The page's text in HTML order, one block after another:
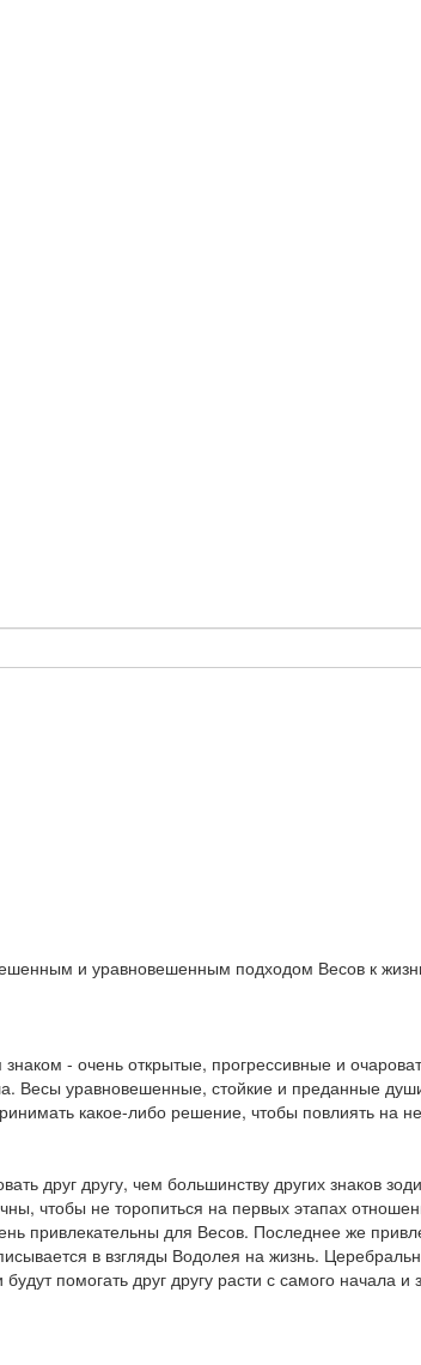
и уравновешенным подходом Весов к
- очень открытые, прогрессивные и
Весы уравновешенные, стойкие и преданные
какое-либо решение, чтобы повлиять на
друг другу, чем большинству других знаков
чтобы не торопиться на первых этапах
привлекательны для Весов. Последнее же
в взгляды Водолея на жизнь.
помогать друг другу расти с самого начала